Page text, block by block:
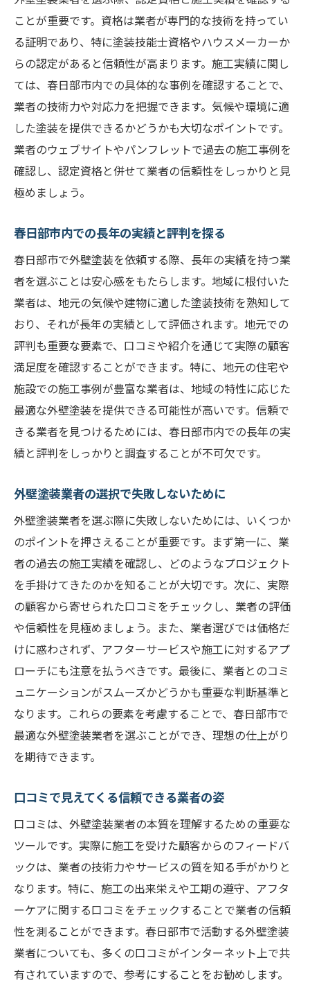
ことが重要です。資格は業者が専門的な技術を持ってい
る証明であり、特に塗装技能士資格やハウスメーカーか
らの認定があると信頼性が高まります。施工実績に関し
ては、春日部市内での具体的な事例を確認することで、
業者の技術力や対応力を把握できます。気候や環境に適
した塗装を提供できるかどうかも大切なポイントです。
業者のウェブサイトやパンフレットで過去の施工事例を
確認し、認定資格と併せて業者の信頼性をしっかりと見
極めましょう。
春日部市内での長年の実績と評判を探る
春日部市で外壁塗装を依頼する際、長年の実績を持つ業
者を選ぶことは安心感をもたらします。地域に根付いた
業者は、地元の気候や建物に適した塗装技術を熟知して
おり、それが長年の実績として評価されます。地元での
評判も重要な要素で、口コミや紹介を通じて実際の顧客
満足度を確認することができます。特に、地元の住宅や
施設での施工事例が豊富な業者は、地域の特性に応じた
最適な外壁塗装を提供できる可能性が高いです。信頼で
きる業者を見つけるためには、春日部市内での長年の実
績と評判をしっかりと調査することが不可欠です。
外壁塗装業者の選択で失敗しないために
外壁塗装業者を選ぶ際に失敗しないためには、いくつか
のポイントを押さえることが重要です。まず第一に、業
者の過去の施工実績を確認し、どのようなプロジェクト
を手掛けてきたのかを知ることが大切です。次に、実際
の顧客から寄せられた口コミをチェックし、業者の評価
や信頼性を見極めましょう。また、業者選びでは価格だ
けに惑わされず、アフターサービスや施工に対するアプ
ローチにも注意を払うべきです。最後に、業者とのコミ
ュニケーションがスムーズかどうかも重要な判断基準と
なります。これらの要素を考慮することで、春日部市で
最適な外壁塗装業者を選ぶことができ、理想の仕上がり
を期待できます。
口コミで見えてくる信頼できる業者の姿
口コミは、外壁塗装業者の本質を理解するための重要な
ツールです。実際に施工を受けた顧客からのフィードバ
ックは、業者の技術力やサービスの質を知る手がかりと
なります。特に、施工の出来栄えや工期の遵守、アフタ
ーケアに関する口コミをチェックすることで業者の信頼
性を測ることができます。春日部市で活動する外壁塗装
業者についても、多くの口コミがインターネット上で共
有されていますので、参考にすることをお勧めします。